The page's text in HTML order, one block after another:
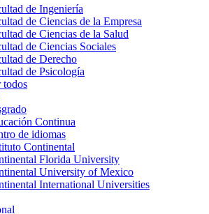
de Ingeniería
de Ciencias de la Empresa
de Ciencias de la Salud
de Ciencias Sociales
de Derecho
de Psicología
todos
Continua
de idiomas
Continental
Florida University
University of Mexico
International Universities